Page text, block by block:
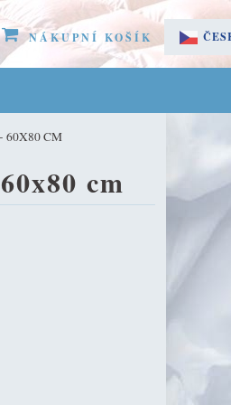
NÁKUPNÍ KOŠÍK
 MENU 
60X80 CM
cm